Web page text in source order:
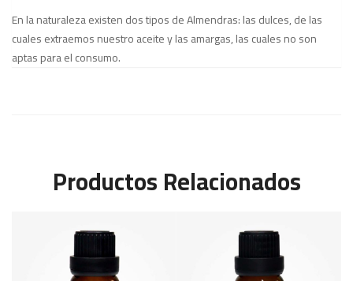
En la naturaleza existen dos tipos de Almendras: las dulces, de las
cuales extraemos nuestro aceite y las amargas, las cuales no son
aptas para el consumo.
Productos Relacionados